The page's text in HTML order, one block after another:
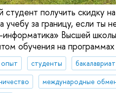
получить скидку
учебу за границу, если ты
информатика» Высшей
обучения на
студенты бакалавриат
международные